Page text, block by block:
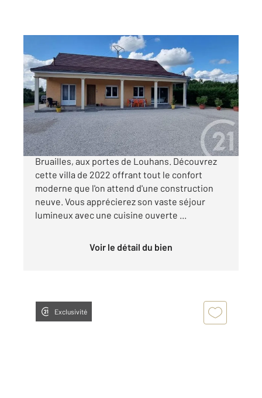
BRUAILLES 71
98,23 m2, 4 pièces
Ref : 2726
Maison à vendre
215 000 €
Maison de plain pied récente, située à
Bruailles, aux portes de Louhans. Découvrez
cette villa de 2022 offrant tout le confort
moderne que l'on attend d'une construction
neuve. Vous apprécierez son vaste séjour
lumineux avec une cuisine ouverte ...
Voir le détail du bien
Exclusivité